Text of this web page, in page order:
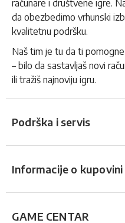
računare i društvene igre.
da obezbedimo vrhunski
kvalitetnu podršku.
Naš tim je tu da ti
– bilo da sastavljaš novi
ili tražiš najnoviju igru.
Podrška i servis
Informacije o kupovini
GAME CENTAR